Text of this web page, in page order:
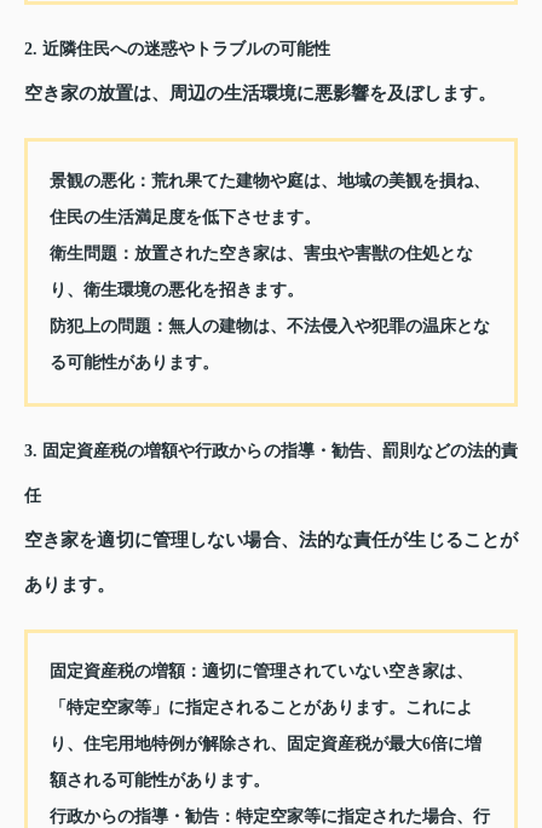
2. 近隣住民への迷惑やトラブルの可能性
空き家の放置は、周辺の生活環境に悪影響を及ぼします。
景観の悪化： 荒れ果てた建物や庭は、地域の美観を損ね、
住民の生活満足度を低下させます。
衛生問題： 放置された空き家は、害虫や害獣の住処とな
り、衛生環境の悪化を招きます。
防犯上の問題： 無人の建物は、不法侵入や犯罪の温床とな
る可能性があります。
3. 固定資産税の増額や行政からの指導・勧告、罰則などの法的責
任
空き家を適切に管理しない場合、法的な責任が生じることが
あります。
固定資産税の増額： 適切に管理されていない空き家は、
「特定空家等」に指定されることがあります。これによ
り、住宅用地特例が解除され、固定資産税が最大6倍に増
額される可能性があります。
行政からの指導・勧告： 特定空家等に指定された場合、行